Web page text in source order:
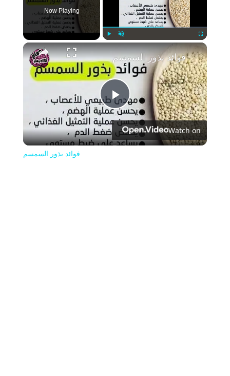
Fullscreen
Now Playing
Play
Video
فوائد بذور السمسم
Watch on
فوائد بذور السمسم